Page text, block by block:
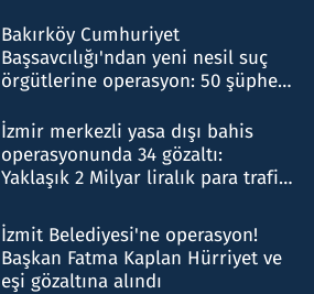
Bakırköy Cumhuriyet
Başsavcılığı'ndan yeni nesil suç
örgütlerine operasyon: 50 şüpheli
İzmir merkezli yasa dışı bahis
operasyonunda 34 gözaltı:
Yaklaşık 2 Milyar liralık para trafiği
İzmit Belediyesi'ne operasyon!
Başkan Fatma Kaplan Hürriyet ve
eşi gözaltına alındı